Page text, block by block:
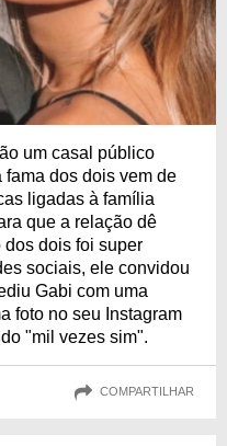
um casal público
dos dois vem de
ligadas à família
que a relação dê
dos dois foi super
sociais, ele convidou
Gabi com uma
foto no seu Instagram
"mil vezes sim".
COMPARTILHAR